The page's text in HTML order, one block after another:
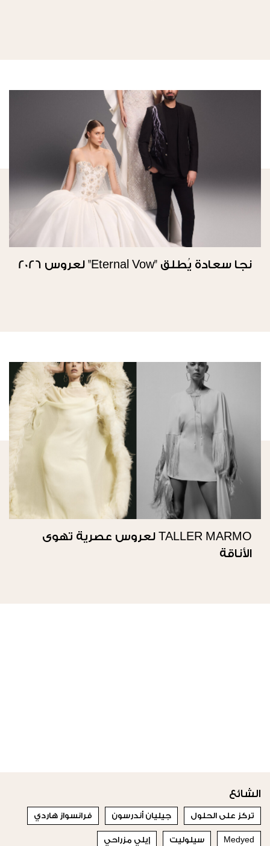
نجا سعادة يُطلق "Eternal Vow" لعروس 2026
TALLER MARMO لعروس عصرية تهوى
الأناقة
الشائع
تركز على الحلول جيليان أندرسون فرانسواز هاردي
Medyed سيلوليت إيلي مزراحي